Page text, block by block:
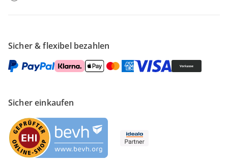
Sicher & flexibel bezahlen
Sicher einkaufen